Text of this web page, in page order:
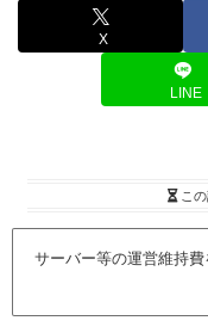
X
LINE
こ
サーバー等の運営維持